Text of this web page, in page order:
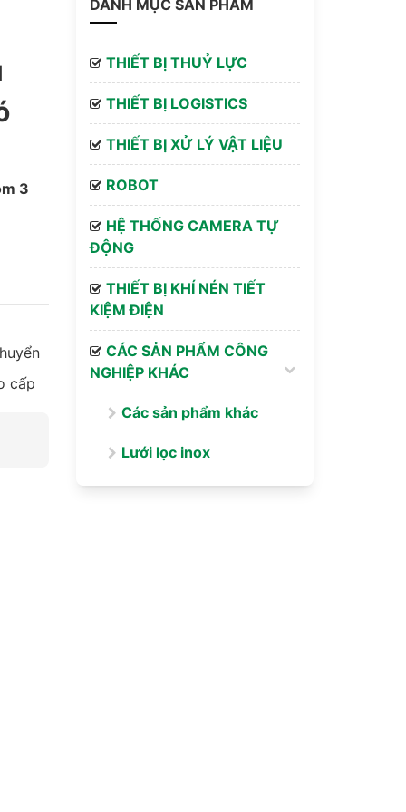
3
cấp
DANH MỤC SẢN PHẨM
THIẾT BỊ THUỶ LỰC
THIẾT BỊ LOGISTICS
THIẾT BỊ XỬ LÝ VẬT LIỆU
ROBOT
HỆ THỐNG CAMERA TỰ
ĐỘNG
THIẾT BỊ KHÍ NÉN TIẾT
KIỆM ĐIỆN
CÁC SẢN PHẨM CÔNG
NGHIỆP KHÁC
Các sản phẩm khác
Lưới lọc inox